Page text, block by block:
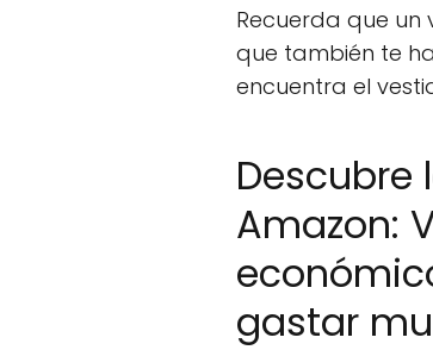
Recuerda que un
que también te
encuentra el
Descubre
Amazon:
gastar